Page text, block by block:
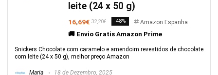
leite (24 x 50 g)
16,69€ 32,20€ -48% Amazon Espanha
🚚 Envio Gratis Amazon Prime
Snickers Chocolate com caramelo e amendoim revestidos de chocolate
com leite (24 x 50 g), melhor preço Amazon
Maria 18 de Dezembro, 2025